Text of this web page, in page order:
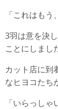
「これはも
3羽は意を決
ことにしまし
カット店に到
なヒヨコたち
「いらっし